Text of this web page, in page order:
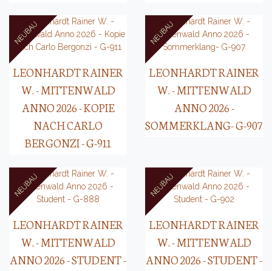
LEONHARDT RAINER
W. - MITTENWALD
ANNO 2026 - KOPIE
NACH CARLO
BERGONZI - G-911
LEONHARDT RAINER
W. - MITTENWALD
ANNO 2026 -
SOMMERKLANG- G-907
LEONHARDT RAINER
W. - MITTENWALD
ANNO 2026 - STUDENT -
LEONHARDT RAINER
W. - MITTENWALD
ANNO 2026 - STUDENT -